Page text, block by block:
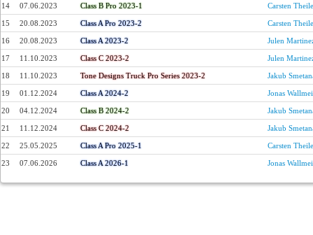
14 07.06.2023 Class B Pro 2023-1 Carsten Theile
15 20.08.2023 Class A Pro 2023-2 Carsten Theile
16 20.08.2023 Class A 2023-2 Julen
17 11.10.2023 Class C 2023-2 Julen
18 11.10.2023 Tone Designs Truck Pro Series 2023-2 Jakub
19 01.12.2024 Class A 2024-2 Jonas
20 04.12.2024 Class B 2024-2 Jakub
21 11.12.2024 Class C 2024-2 Jakub
22 25.05.2025 Class A Pro 2025-1 Carsten Theile
23 07.06.2026 Class A 2026-1 Jonas